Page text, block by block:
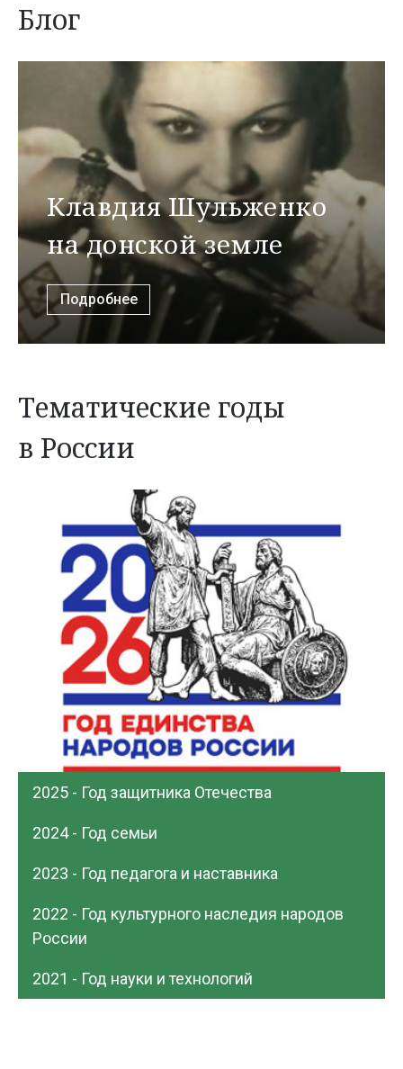
Блог
Клавдия Шульженко
на донской земле
Подробнее
Тематические годы
в России
2025 - Год защитника Отечества
2024 - Год семьи
2023 - Год педагога и наставника
2022 - Год культурного наследия народов
России
2021 - Год науки и технологий